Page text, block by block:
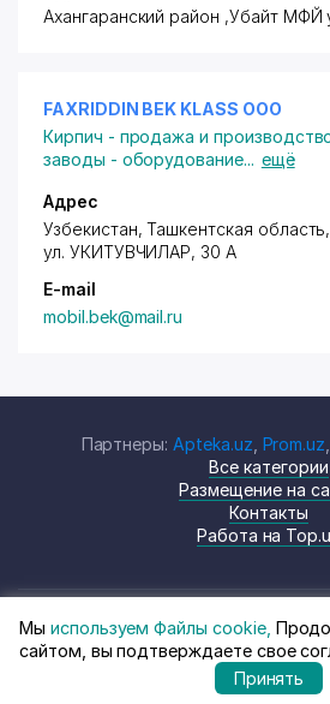
Ахангаранский район ,Убайт МФЙ
FAXRIDDIN BEK KLASS ООО
Кирпич - продажа и
заводы - оборудование... ещё
Адрес
Узбекистан, Ташкентская
ул. УКИТУВЧИЛАР, 30 А
E-mail
mobil.bek@mail.ru
Партнеры: Apteka.uz Prom.uz
Все категории
Размещение на
Контакты
Работа на
© Top.uz, 2024 Каталог компаний
Узбекистана
Мы используем Файлы cookie,
сайтом, вы подтверждаете свое
Принять